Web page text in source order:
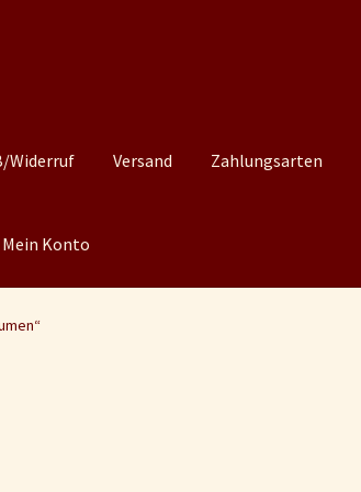
Widerruf Versand Zahlungsarten
Mein Konto